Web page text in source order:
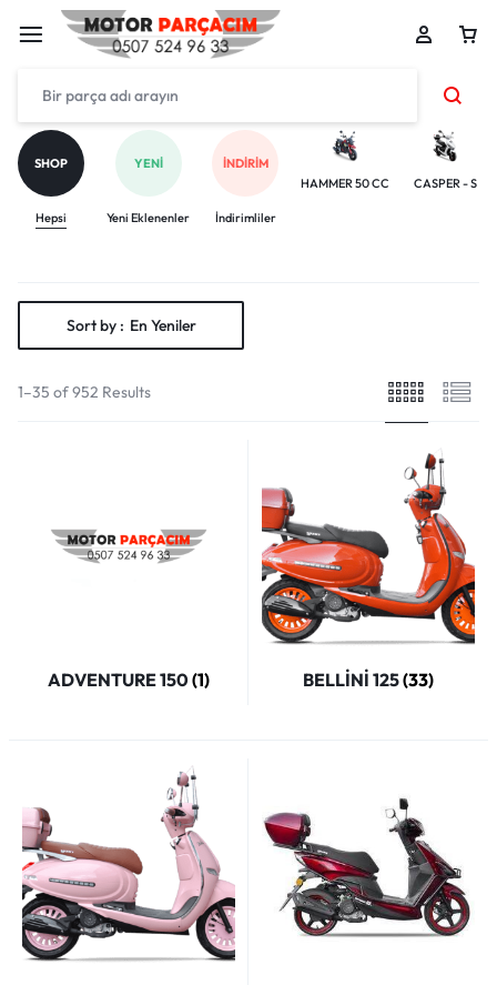
SHOP
Hepsi
YENI
Yeni Eklenenler
İNDIRIM
İndirimliler
HAMMER 50 CC CASPER - S
Sort by : En Yeniler
1–35 of 952 Results
ADVENTURE 150(1) BELLİNİ 125(33)